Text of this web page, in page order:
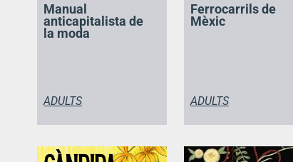
Manual
anticapitalista de
la moda
ADULTS
Ferrocarrils de
Mèxic
ADULTS